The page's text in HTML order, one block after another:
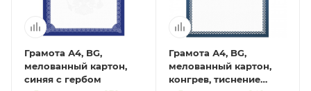
Грамота А4, BG,
мелованный картон,
синяя с гербом
Грамота А4, BG,
мелованный картон,
конгрев, тиснение